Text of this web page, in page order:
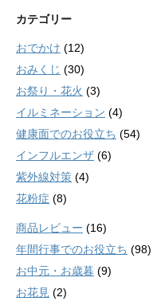
カテゴリー
おでかけ (12)
おみくじ (30)
お祭り・花火 (3)
イルミネーション (4)
健康面でのお役立ち (54)
インフルエンザ (6)
紫外線対策 (4)
花粉症 (8)
商品レビュー (16)
年間行事でのお役立ち (98)
お中元・お歳暮 (9)
お花見 (2)